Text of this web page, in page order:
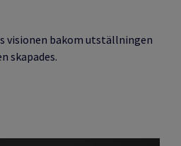
visionen bakom utställningen
skapades.